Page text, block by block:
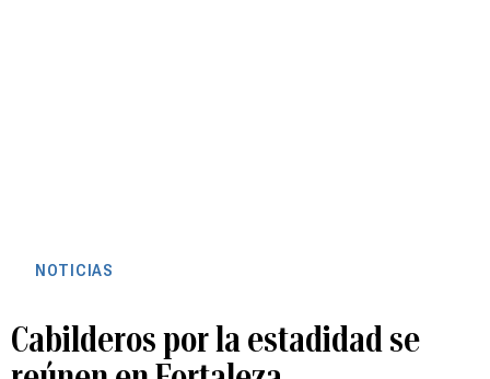
NOTICIAS
Cabilderos por la estadidad se